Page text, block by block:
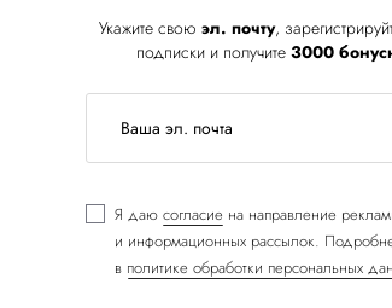
Укажите свою эл. почту,
подписки и получите 3000
Я даю согласие на направление
и информационных рассылок.
в политике обработки персональных